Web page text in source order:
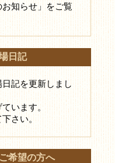
知らせ」をご覧
日記
記を更新しまし
います。
さい。
希望の方へ